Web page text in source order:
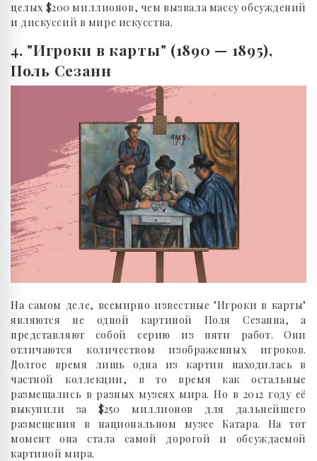
целых $200 миллионов, чем вызвала массу обсуждений
и дискуссий в мире искусства.
4. "Игроки в карты" (1890 — 1895),
Поль Сезанн
На самом деле, всемирно известные "Игроки в карты"
являются не одной картиной Поля Сезанна, а
представляют собой серию из пяти работ. Они
отличаются количеством изображенных игроков.
Долгое время лишь одна из картин находилась в
частной коллекции, в то время как остальные
размещались в разных музеях мира. Но в 2012 году её
выкупили за $250 миллионов для дальнейшего
размещения в национальном музее Катара. На тот
момент она стала самой дорогой и обсуждаемой
картиной мира.